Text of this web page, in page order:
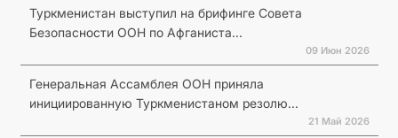
Туркменистан выступил на брифинге Совета
Безопасности ООН по Афганиста...
09 Июн 2026
Генеральная Ассамблея ООН приняла
инициированную Туркменистаном резолю...
21 Май 2026